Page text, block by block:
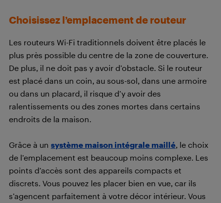
Choisissez l’emplacement de routeur
Les routeurs Wi-Fi traditionnels doivent être placés le
plus près possible du centre de la zone de couverture.
De plus, il ne doit pas y avoir d’obstacle. Si le routeur
est placé dans un coin, au sous-sol, dans une armoire
ou dans un placard, il risque d’y avoir des
ralentissements ou des zones mortes dans certains
endroits de la maison.
Grâce à un système maison intégrale maillé, le choix
de l’emplacement est beaucoup moins complexe. Les
points d’accès sont des appareils compacts et
discrets. Vous pouvez les placer bien en vue, car ils
s’agencent parfaitement à votre décor intérieur. Vous